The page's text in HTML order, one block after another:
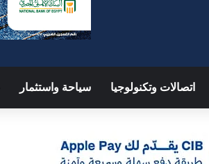
اتصالات وتكنولوجيا سياحة واستثمار